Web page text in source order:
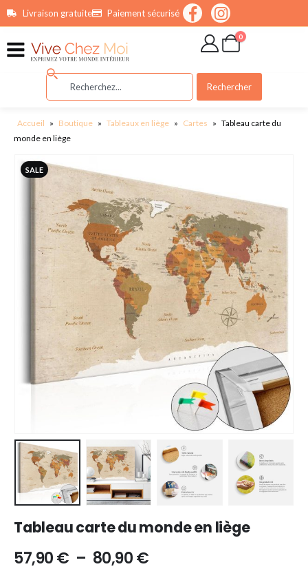
principalLivraison gratuite Paiement sécurisé
0
Rechercher
Accueil » Boutique » Tableaux en liège » Cartes » Tableau carte du
monde en liège
SALE
Tableau carte du monde en liège
57,90€ – 80,90€